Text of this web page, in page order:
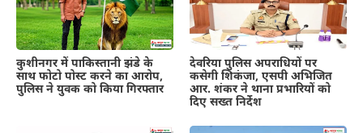
कुशीनगर में पाकिस्तानी झंडे के
साथ फोटो पोस्ट करने का आरोप,
पुलिस ने युवक को किया गिरफ्तार
देवरिया पुलिस अपराधियों पर
कसेगी शिकंजा, एसपी अभिजित
आर. शंकर ने थाना प्रभारियों को
दिए सख्त निर्देश